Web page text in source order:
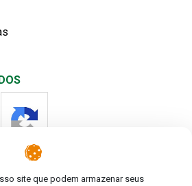
site que podem armazenar seus